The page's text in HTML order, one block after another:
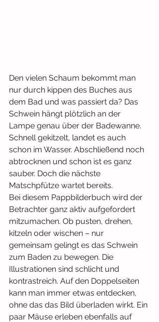
Den vielen Schaum bekommt man
nur durch kippen des Buches aus
dem Bad und was passiert da? Das
Schwein hängt plötzlich an der
Lampe genau über der Badewanne.
Schnell gekitzelt, landet es auch
schon im Wasser. Abschließend noch
abtrocknen und schon ist es ganz
sauber. Doch die nächste
Matschpfütze wartet bereits.
Bei diesem Pappbilderbuch wird der
Betrachter ganz aktiv aufgefordert
mitzumachen. Ob pusten, drehen,
kitzeln oder wischen – nur
gemeinsam gelingt es das Schwein
zum Baden zu bewegen. Die
Illustrationen sind schlicht und
kontrastreich. Auf den Doppelseiten
kann man immer etwas entdecken,
ohne das das Bild überladen wirkt. Ein
paar Mäuse erleben ebenfalls auf